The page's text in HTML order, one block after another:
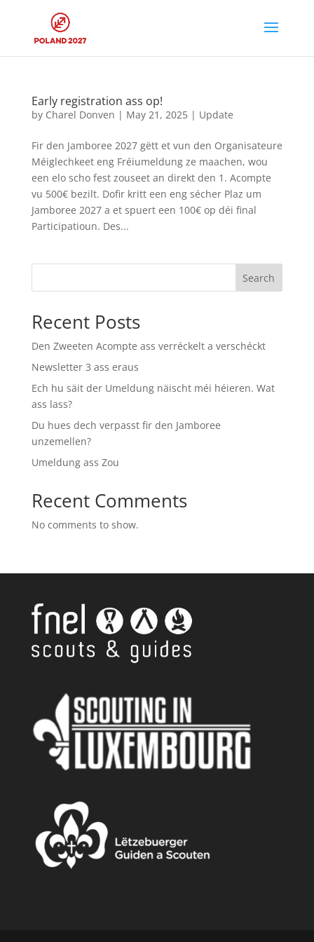
Early registration ass op!
by Charel Donven | May 21, 2025| Update
Fir den Jamboree 2027 gëtt et vun den Organisateure
Méiglechkeet eng Fréiumeldung ze maachen, wou
een elo scho fest zouseet an direkt den 1. Acompte
vu 500€ bezilt. Dofir kritt een eng sécher Plaz um
Jamboree 2027 a et spuert een 100€ op déi final
Participatioun. Des...
Search
Recent Posts
Den Zweeten Acompte ass verréckelt a verschéckt
Newsletter 3 ass eraus
Ech hu säit der Umeldung näischt méi héieren. Wat
ass lass?
Du hues dech verpasst fir den Jamboree
unzemellen?
Umeldung ass Zou
Recent Comments
No comments to show.